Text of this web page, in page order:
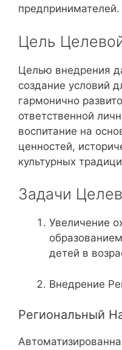
предпринимателей.
Цель
Целью внедрения
создание условий
гармонично
ответственной
воспитание на
ценностей,
культурных
Задачи
Увеличение
детей в
Внедрение
Региональный